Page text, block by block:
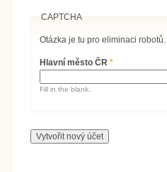
CAPTCHA
Otázka je tu pro eliminaci robotů.
Hlavní město ČR*
Fill in the blank.